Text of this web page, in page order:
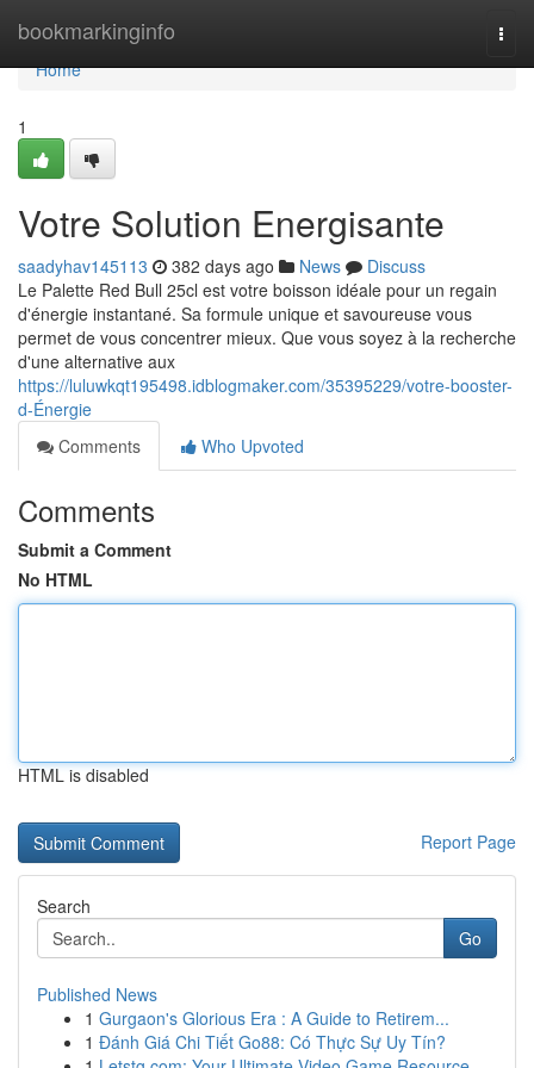
bookmarkinginfo
Home
Home
1
Votre Solution Energisante
saadyhav145113 382 days ago News
Discuss
Le Palette Red Bull 25cl est votre boisson idéale pour un regain
d'énergie instantané. Sa formule unique et savoureuse vous
permet de vous concentrer mieux. Que vous soyez à la recherche
d'une alternative aux
https://luluwkqt195498.idblogmaker.com/35395229/votre-booster-
d-Énergie
Comments
Who Upvoted
Comments
Submit a Comment
No HTML
HTML is disabled
Report Page
Search
Go
Published News
1 Gurgaon's Glorious Era : A Guide to Retirem...
1 Đánh Giá Chi Tiết Go88: Có Thực Sự Uy Tín?